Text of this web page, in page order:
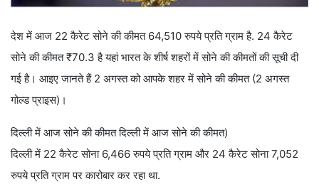
देश में आज 22 कैरेट सोने की कीमत 64,510 रुपये प्रति ग्राम है. 24 कैरेट
सोने की कीमत ₹70.3 है यहां भारत के शीर्ष शहरों में सोने की कीमतों की सूची दी
गई है। आइए जानते हैं 2 अगस्त को आपके शहर में सोने की कीमत (2 अगस्त
गोल्ड प्राइस)।
दिल्ली में आज सोने की कीमत दिल्ली में आज सोने की कीमत)
दिल्ली में 22 कैरेट सोना 6,466 रुपये प्रति ग्राम और 24 कैरेट सोना 7,052
रुपये प्रति ग्राम पर कारोबार कर रहा था.